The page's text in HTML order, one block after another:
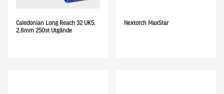
Caledonian Long Reach 32 UK5,
2,8mm 250st Utgånde
Nextorch MaxStar